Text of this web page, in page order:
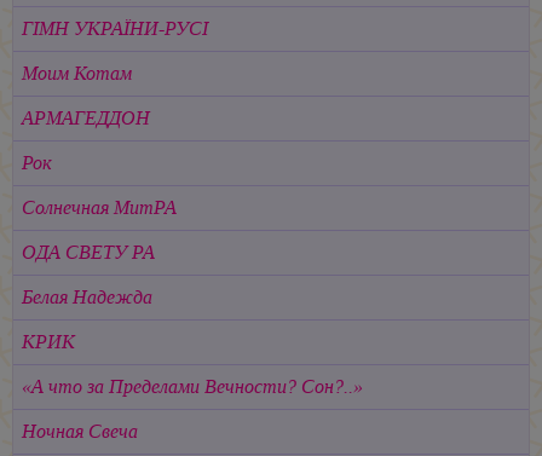
ГIМН УКРАЇНИ-РУСІ
Моим Котам
АРМАГЕДДОН
Рок
Солнечная МитРА
ОДА СВЕТУ РА
Белая Надежда
КРИК
«А что за Пределами Вечности? Сон?..»
Ночная Свеча